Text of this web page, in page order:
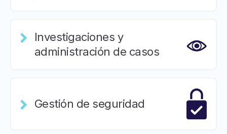
Investigaciones y
administración de casos
Gestión de seguridad